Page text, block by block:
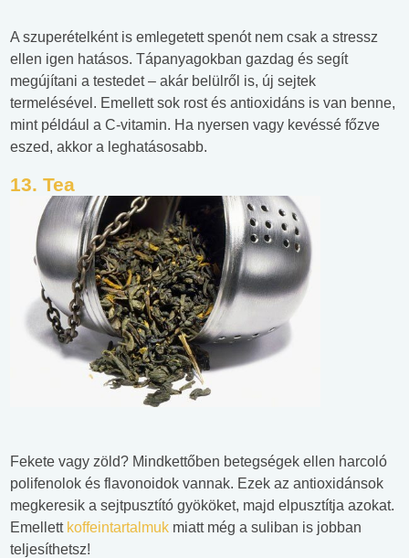
A szuperételként is emlegetett spenót nem csak a stressz
ellen igen hatásos. Tápanyagokban gazdag és segít
megújítani a testedet – akár belülről is, új sejtek
termelésével. Emellett sok rost és antioxidáns is van benne,
mint például a C-vitamin. Ha nyersen vagy kevéssé főzve
eszed, akkor a leghatásosabb.
13. Tea
Fekete vagy zöld? Mindkettőben betegségek ellen harcoló
polifenolok és flavonoidok vannak. Ezek az antioxidánsok
megkeresik a sejtpusztító gyököket, majd elpusztítja azokat.
Emellett koffeintartalmuk miatt még a suliban is jobban
teljesíthetsz!